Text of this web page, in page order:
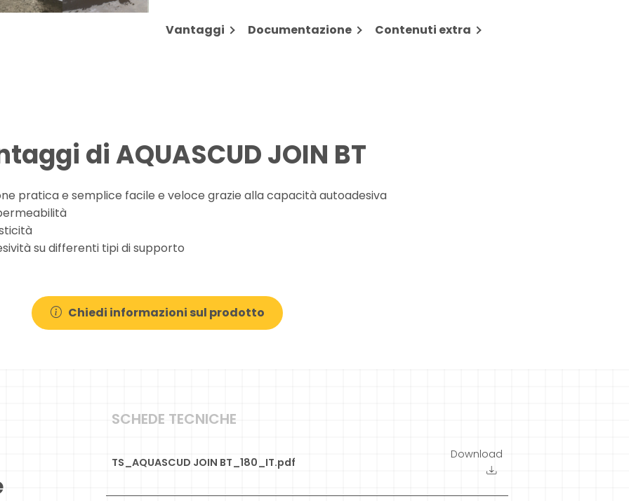
Vantaggi Documentazione Contenuti extra
di AQUASCUD JOIN BT
pratica e semplice facile e veloce grazie alla capacità autoadesiva
su differenti tipi di supporto
Chiedi informazioni sul prodotto
SCHEDE TECNICHE
TS_AQUASCUD JOIN BT_180_IT.pdf
Download